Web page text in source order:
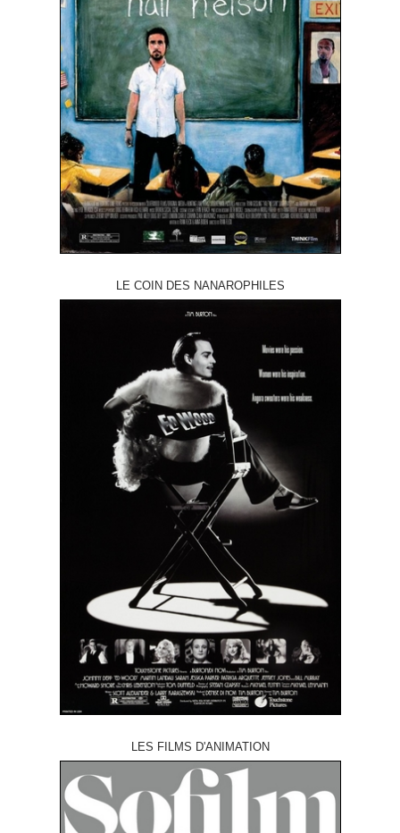
LE COIN DES NANAROPHILES
LES FILMS D'ANIMATION